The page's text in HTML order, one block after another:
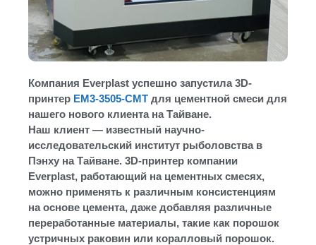
Компания Everplast успешно запустила 3D-
принтер EM3-3505-CMT для цементной смеси для
нашего нового клиента на Тайване.
Наш клиент — известный научно-
исследовательский институт рыболовства в
Пэнху на Тайване. 3D-принтер компании
Everplast, работающий на цементных смесях,
можно применять к различным консистенциям
на основе цемента, даже добавляя различные
переработанные материалы, такие как порошок
устричных раковин или коралловый порошок.